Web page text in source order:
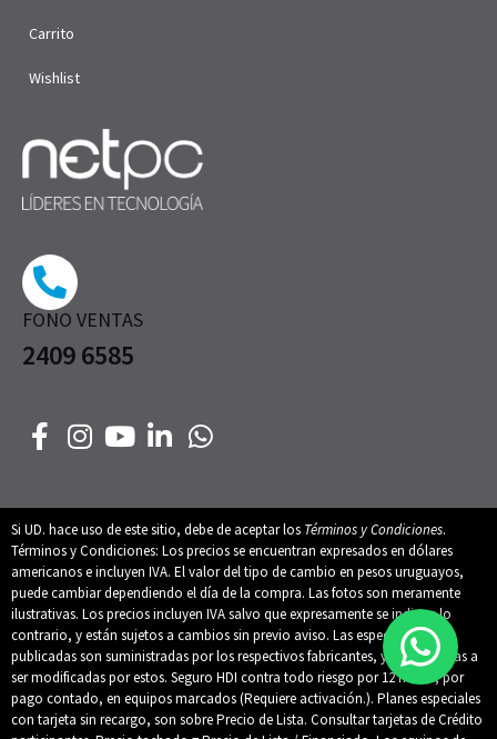
FONO VENTAS
2409 6585
Carrito
Wishlist
Si UD. hace uso de este sitio, debe de aceptar los Términos y Condiciones.
Términos y Condiciones: Los precios se encuentran expresados en dólares
americanos e incluyen IVA. El valor del tipo de cambio en pesos uruguayos,
puede cambiar dependiendo el día de la compra. Las fotos son meramente
ilustrativas. Los precios incluyen IVA salvo que expresamente se indique lo
contrario, y están sujetos a cambios sin previo aviso. Las especificaciones
publicadas son suministradas por los respectivos fabricantes, y están sujetas a
ser modificadas por estos. Seguro HDI contra todo riesgo por 12 meses, por
pago contado, en equipos marcados (Requiere activación.). Planes especiales
con tarjeta sin recargo, son sobre Precio de Lista. Consultar tarjetas de Crédito